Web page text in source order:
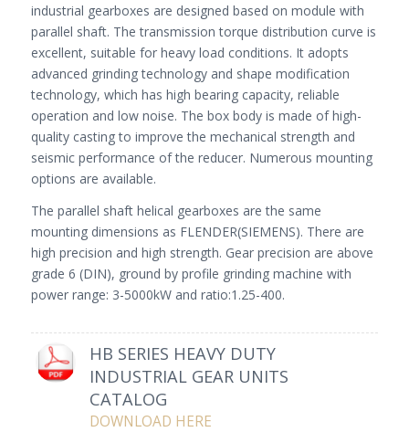
industrial gearboxes are designed based on module with
parallel shaft. The transmission torque distribution curve is
excellent, suitable for heavy load conditions. It adopts
advanced grinding technology and shape modification
technology, which has high bearing capacity, reliable
operation and low noise. The box body is made of high-
quality casting to improve the mechanical strength and
seismic performance of the reducer. Numerous mounting
options are available.
The parallel shaft helical gearboxes are the same
mounting dimensions as FLENDER(SIEMENS). There are
high precision and high strength. Gear precision are above
grade 6 (DIN), ground by profile grinding machine with
power range: 3-5000kW and ratio:1.25-400.
HB SERIES HEAVY DUTY
INDUSTRIAL GEAR UNITS
CATALOG
DOWNLOAD HERE